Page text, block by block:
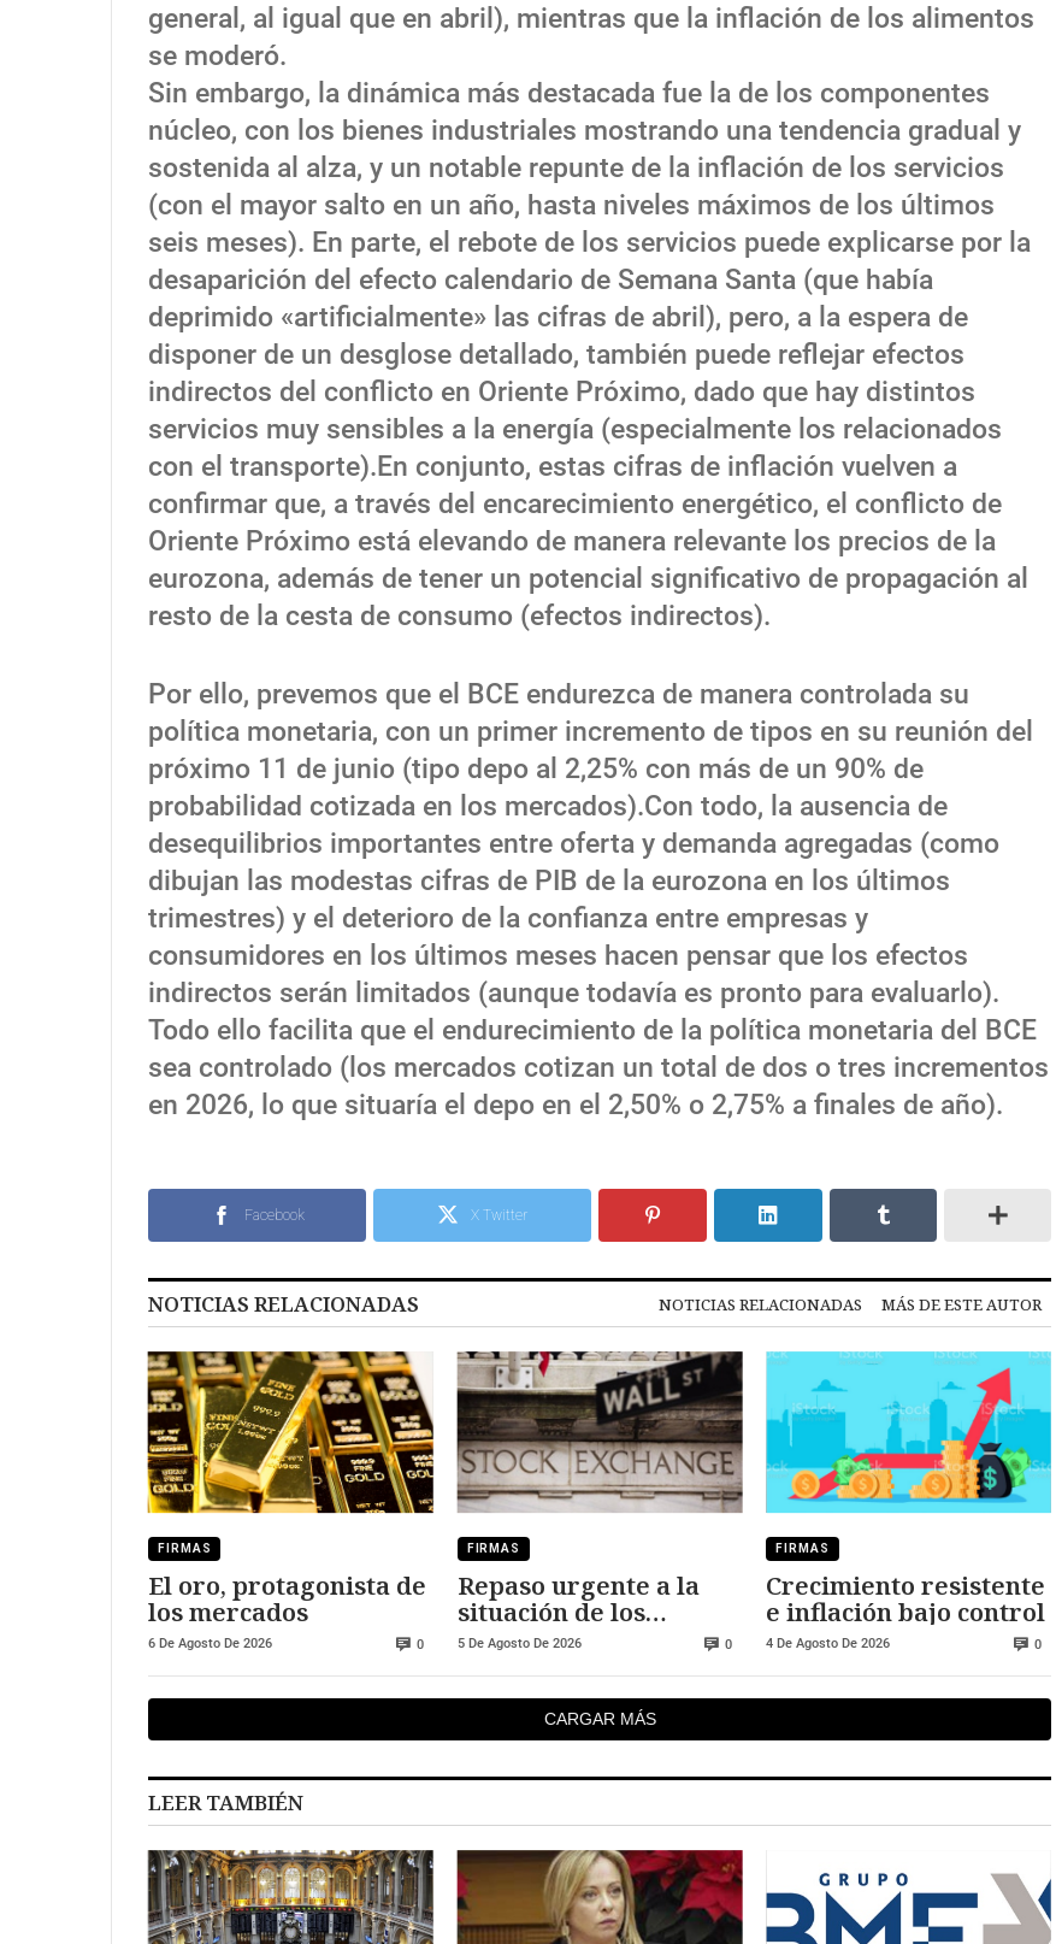
general, al igual que en abril), mientras que la inflación de los alimentos
se moderó.
Sin embargo, la dinámica más destacada fue la de los componentes
núcleo, con los bienes industriales mostrando una tendencia gradual y
sostenida al alza, y un notable repunte de la inflación de los servicios
(con el mayor salto en un año, hasta niveles máximos de los últimos
seis meses). En parte, el rebote de los servicios puede explicarse por la
desaparición del efecto calendario de Semana Santa (que había
deprimido «artificialmente» las cifras de abril), pero, a la espera de
disponer de un desglose detallado, también puede reflejar efectos
indirectos del conflicto en Oriente Próximo, dado que hay distintos
servicios muy sensibles a la energía (especialmente los relacionados
con el transporte).En conjunto, estas cifras de inflación vuelven a
confirmar que, a través del encarecimiento energético, el conflicto de
Oriente Próximo está elevando de manera relevante los precios de la
eurozona, además de tener un potencial significativo de propagación al
resto de la cesta de consumo (efectos indirectos).
Por ello, prevemos que el BCE endurezca de manera controlada su
política monetaria, con un primer incremento de tipos en su reunión del
próximo 11 de junio (tipo depo al 2,25% con más de un 90% de
probabilidad cotizada en los mercados).Con todo, la ausencia de
desequilibrios importantes entre oferta y demanda agregadas (como
dibujan las modestas cifras de PIB de la eurozona en los últimos
trimestres) y el deterioro de la confianza entre empresas y
consumidores en los últimos meses hacen pensar que los efectos
indirectos serán limitados (aunque todavía es pronto para evaluarlo).
Todo ello facilita que el endurecimiento de la política monetaria del BCE
sea controlado (los mercados cotizan un total de dos o tres incrementos
en 2026, lo que situaría el depo en el 2,50% o 2,75% a finales de año).
Facebook X Twitter
NOTICIAS RELACIONADAS NOTICIAS RELACIONADAS MÁS DE ESTE AUTOR
FIRMAS
El oro, protagonista de
los mercados
6 De Agosto De 2026 0
FIRMAS
Repaso urgente a la
situación de los
mercados
5 De Agosto De 2026 0
FIRMAS
Crecimiento resistente
e inflación bajo control
4 De Agosto De 2026 0
CARGAR MÁS
LEER TAMBIÉN